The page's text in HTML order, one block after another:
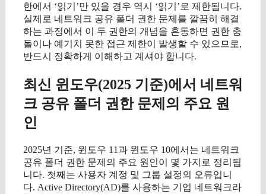
한에서 ‘읽기’만 있을 경우 역시 ‘읽기’로 제한됩니다.
실제로 네트워크 공유 폴더 권한 문제를 깔끔히 해결
하는 과정에서 이 두 권한의 개념을 혼동하면 권한 충
돌이나 예기치 못한 접근 제한이 발생할 수 있으므로,
반드시 정확하게 이해하고 계셔야 합니다.
최신 윈도우(2025 기준)에서 네트워
크 공유 폴더 권한 문제의 주요 원
인
2025년 기준, 윈도우 11과 윈도우 10에서는 네트워크
공유 폴더 권한 문제의 주요 원인이 몇 가지로 정리됩
니다. 첫째는 사용자 계정 및 그룹 설정의 오류입니
다. Active Directory(AD)를 사용하는 기업 네트워크라